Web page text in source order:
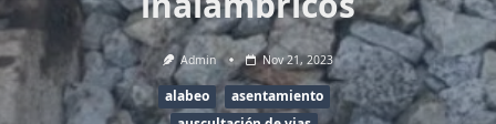
Admin Nov 21, 2023
alabeo
asentamiento